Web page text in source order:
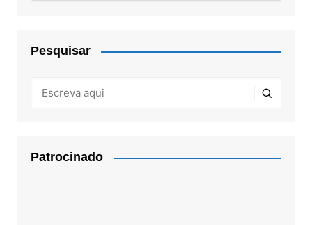
Pesquisar
Patrocinado